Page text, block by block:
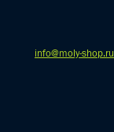
info@moly-shop.ru